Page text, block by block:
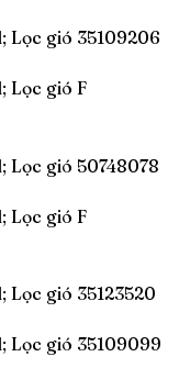
Lọc gió 35109206
Lọc gió F
gió 50748078
Lọc gió F
gió 35123520
Lọc gió 35109099